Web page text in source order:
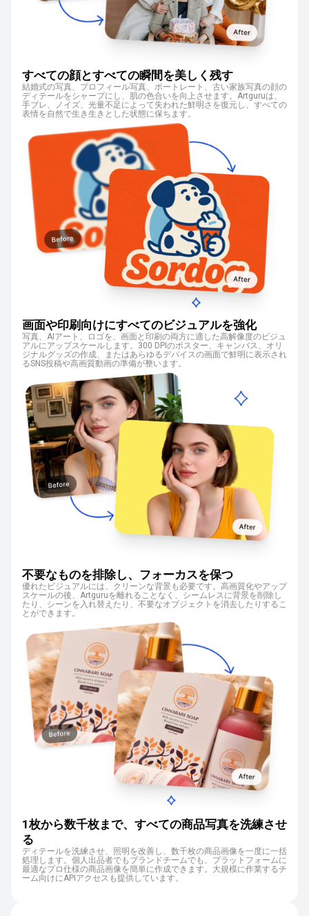
すべての顔とすべての瞬間を美しく残す
結婚式の写真、プロフィール写真、ポートレート、古い家族写真の顔の
ディテールをシャープにし、肌の色合いを向上させます。Artguruは、
手ブレ、ノイズ、光量不足によって失われた鮮明さを復元し、すべての
表情を自然で生き生きとした状態に保ちます。
画面や印刷向けにすべてのビジュアルを強化
写真、AIアート、ロゴを、画面と印刷の両方に適した高解像度のビジュ
アルにアップスケールします。300 DPIのポスター、キャンバス、オリ
ジナルグッズの作成、またはあらゆるデバイスの画面で鮮明に表示され
るSNS投稿や高画質動画の準備が整います。
不要なものを排除し、フォーカスを保つ
優れたビジュアルには、クリーンな背景も必要です。高画質化やアップ
スケールの後、Artguruを離れることなく、シームレスに背景を削除し
たり、シーンを入れ替えたり、不要なオブジェクトを消去したりするこ
とができます。
1枚から数千枚まで、すべての商品写真を洗練させ
る
ディテールを洗練させ、照明を改善し、数千枚の商品画像を一度に一括
処理します。個人出品者でもブランドチームでも、プラットフォームに
最適なプロ仕様の商品画像を簡単に作成できます。大規模に作業するチ
ーム向けにAPIアクセスも提供しています。